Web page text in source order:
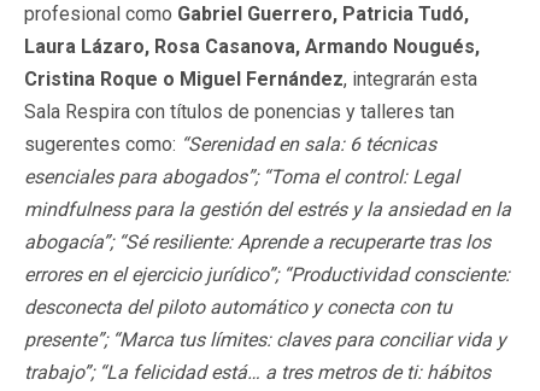
profesional como Gabriel Guerrero, Patricia Tudó,
Laura Lázaro, Rosa Casanova, Armando Nougués,
Cristina Roque o Miguel Fernández, integrarán esta
Sala Respira con títulos de ponencias y talleres tan
sugerentes como: “Serenidad en sala: 6 técnicas
esenciales para abogados”; “Toma el control: Legal
mindfulness para la gestión del estrés y la ansiedad en la
abogacía”; “Sé resiliente: Aprende a recuperarte tras los
errores en el ejercicio jurídico”; “Productividad consciente:
desconecta del piloto automático y conecta con tu
presente”; “Marca tus límites: claves para conciliar vida y
trabajo”; “La felicidad está… a tres metros de ti: hábitos